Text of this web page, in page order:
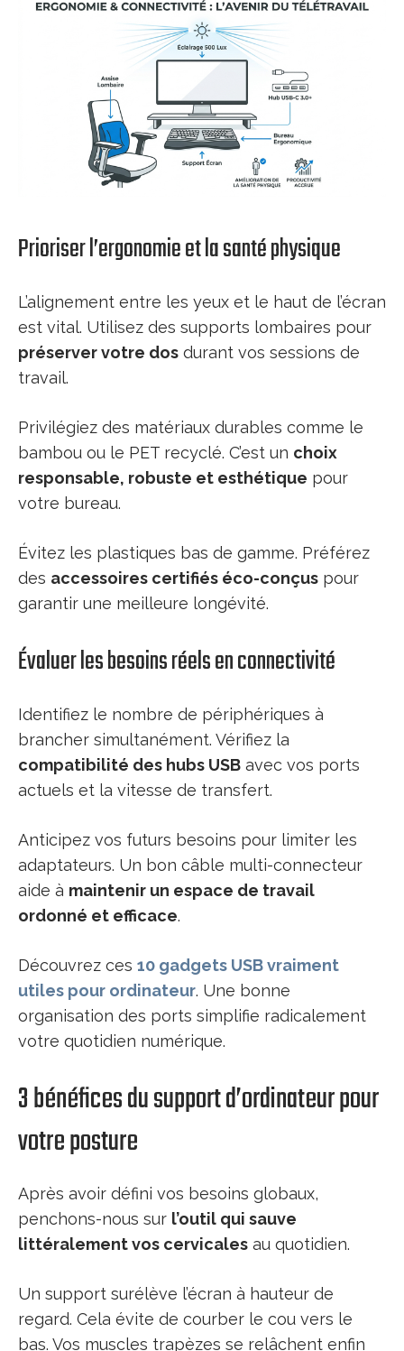
Prioriser l’ergonomie et la santé physique
L’alignement entre les yeux et le haut de l’écran
est vital. Utilisez des supports lombaires pour
préserver votre dos durant vos sessions de
travail.
Privilégiez des matériaux durables comme le
bambou ou le PET recyclé. C’est un choix
responsable, robuste et esthétique pour
votre bureau.
Évitez les plastiques bas de gamme. Préférez
des accessoires certifiés éco-conçus pour
garantir une meilleure longévité.
Évaluer les besoins réels en connectivité
Identifiez le nombre de périphériques à
brancher simultanément. Vérifiez la
compatibilité des hubs USB avec vos ports
actuels et la vitesse de transfert.
Anticipez vos futurs besoins pour limiter les
adaptateurs. Un bon câble multi-connecteur
aide à maintenir un espace de travail
ordonné et efficace.
Découvrez ces 10 gadgets USB vraiment
utiles pour ordinateur. Une bonne
organisation des ports simplifie radicalement
votre quotidien numérique.
3 bénéfices du support d’ordinateur pour
votre posture
Après avoir défini vos besoins globaux,
penchons-nous sur l’outil qui sauve
littéralement vos cervicales au quotidien.
Un support surélève l’écran à hauteur de
regard. Cela évite de courber le cou vers le
bas. Vos muscles trapèzes se relâchent enfin